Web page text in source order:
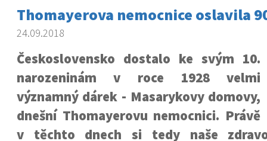
Thomayerova nemocnice oslavila
24.09.2018
Československo dostalo ke svým 10.
narozeninám v roce 1928 velmi
významný dárek - Masarykovy domovy,
dnešní Thomayerovu nemocnici. Právě
v těchto dnech si tedy naše